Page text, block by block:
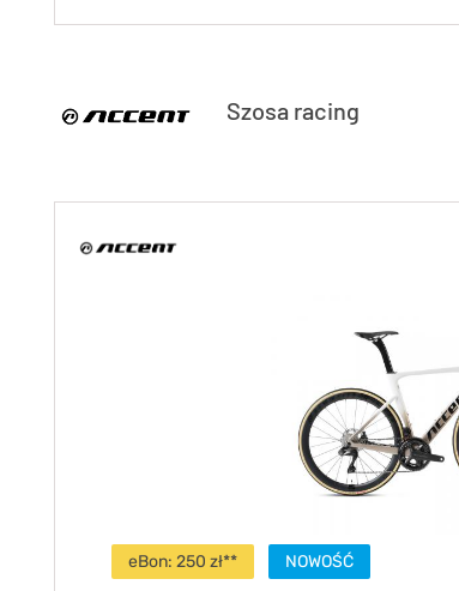
Szosa racing
eBon: 250 zł** NOWOŚĆ